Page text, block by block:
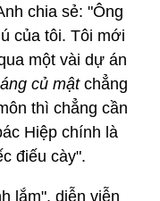
chia sẻ: "Ông
của tôi. Tôi mới
một vài dự án
củ mậtchẳng
thì chẳng cần
Hiệp chính là
điếu cày".
lắm", diễn viễn